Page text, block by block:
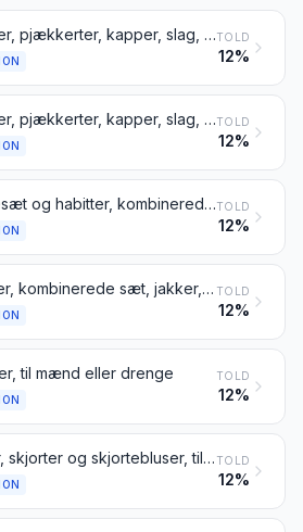
Frakker, pjækkerter, kapper, slag, anorakker, vindjakker, blouson-jakker og lignende varer, til mænd eller drenge, undtagen varer henhørende under pos. 6203TOLD
12%
Frakker, pjækkerter, kapper, slag, anorakker, vindjakker, blouson-jakker og lignende varer, til kvinder eller piger, undtagen varer henhørende under pos. 6204TOLD
12%
Jakkesæt og habitter, kombinerede sæt, jakker, blazere, benklæder, overalls, knickers og shorts (undtagen badeshorts), til mænd eller drengeTOLD
12%
Dragter, kombinerede sæt, jakker, blazere, kjoler, nederdele, buksenederdele, benklæder, overalls, knickers og shorts (undtagen badebeklædning), til kvinder eller piger TOLD
12%
til mænd eller drenge TOLD
12%
Bluser, skjorter og skjortebluser, til kvinder eller piger TOLD
12%